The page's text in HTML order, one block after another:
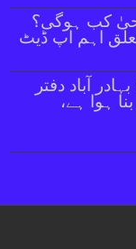
کب ہوگی؟
اہم اپ ڈیٹ
آباد دفتر
ہوا ہے،